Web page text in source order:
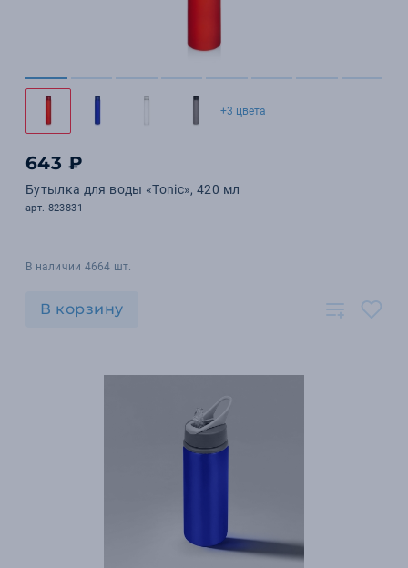
+3 цвета
643 ₽
Бутылка для воды «Tonic», 420 мл
арт. 823831
В наличии 4664 шт.
В корзину